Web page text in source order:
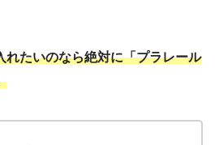
れたいのなら絶対に「プラレール